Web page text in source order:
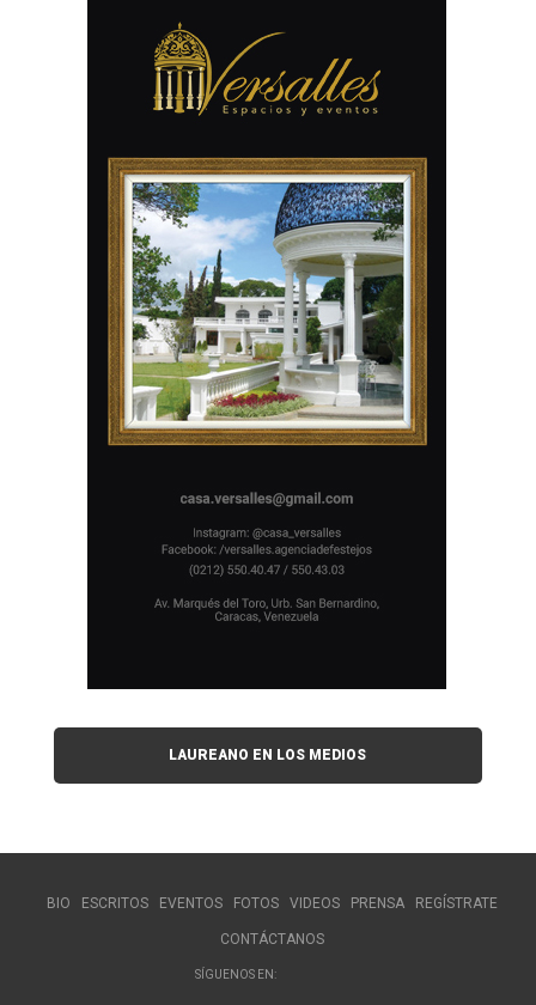
LAUREANO EN LOS MEDIOS
BIO ESCRITOS EVENTOS FOTOS VIDEOS PRENSA REGÍSTRATE
CONTÁCTANOS
SÍGUENOS EN: